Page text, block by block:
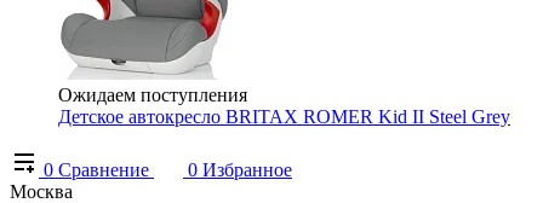
Ожидаем поступления
Детское автокресло BRITAX ROMER Kid II Steel Grey
0 Сравнение 0 Избранное
Москва